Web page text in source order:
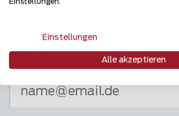
Newsletter
Einstellungen.
Einstellungen
Alle akzeptieren